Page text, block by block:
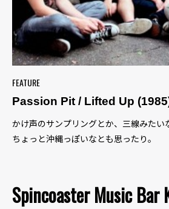
FEATURE
Passion Pit / Lifted Up
かけ声のサンプリングとか、三線みたい
ちょっと沖縄っぽいなとも思ったり。
Spincoaster Music Bar